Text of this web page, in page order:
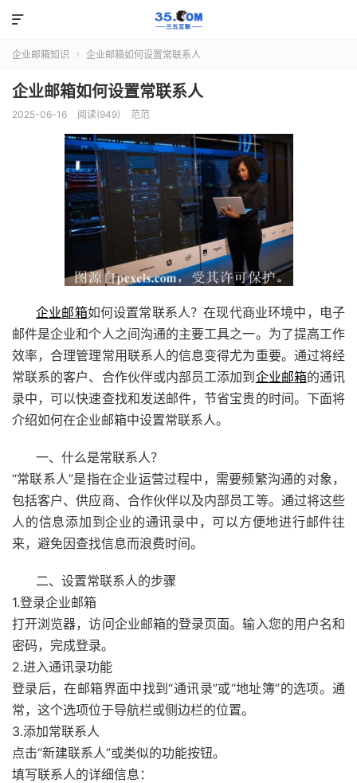

企业邮箱知识  企业邮箱如何设置常联系人
企业邮箱如何设置常联系人
2025-06-16 阅读(949) 范范
企业邮箱如何设置常联系人？在现代商业环境中，电子
邮件是企业和个人之间沟通的主要工具之一。为了提高工作
效率，合理管理常用联系人的信息变得尤为重要。通过将经
常联系的客户、合作伙伴或内部员工添加到 企业邮箱的通讯
录中，可以快速查找和发送邮件，节省宝贵的时间。下面将
介绍如何在企业邮箱中设置常联系人。
一、什么是常联系人？
“常联系人”是指在企业运营过程中，需要频繁沟通的对象，
包括客户、供应商、合作伙伴以及内部员工等。通过将这些
人的信息添加到企业的通讯录中，可以方便地进行邮件往
来，避免因查找信息而浪费时间。
二、设置常联系人的步骤
1.登录企业邮箱
打开浏览器，访问企业邮箱的登录页面。输入您的用户名和
密码，完成登录。
2.进入通讯录功能
登录后，在邮箱界面中找到“通讯录”或“地址簿”的选项。通
常，这个选项位于导航栏或侧边栏的位置。
3.添加常联系人
点击“新建联系人”或类似的功能按钮。
填写联系人的详细信息：